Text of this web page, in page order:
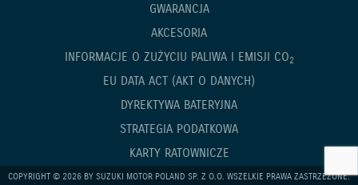
GWARANCJA
AKCESORIA
INFORMACJE O ZUŻYCIU PALIWA I EMISJI CO2
EU DATA ACT (AKT O DANYCH)
DYREKTYWA BATERYJNA
STRATEGIA PODATKOWA
KARTY RATOWNICZE
COPYRIGHT © 2026 BY SUZUKI MOTOR POLAND SP. Z O.O. WSZELKIE PRAWA ZASTRZEŻONE.